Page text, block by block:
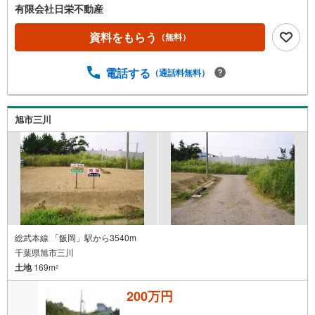
有限会社日栄不動産
資料をもらう （無料）
電話する （通話料無料）
旭市三川
総武本線 「飯岡」駅から3540m
千葉県旭市三川
土地169m2
200万円